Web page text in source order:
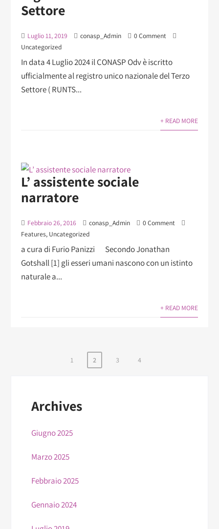
Settore
Luglio 11, 2019 conasp_Admin
0 Comment
Uncategorized
In data 4 Luglio 2024 il CONASP Odv è iscritto
ufficialmente al registro unico nazionale del Terzo
Settore ( RUNTS...
+ READ MORE
L’ assistente sociale
narratore
Febbraio 26, 2016 conasp_Admin
0 Comment
Features, Uncategorized
a cura di Furio Panizzi Secondo Jonathan
Gotshall [1] gli esseri umani nascono con un istinto
naturale a...
+ READ MORE
articoli
1 2 3 4
Archives
Giugno 2025
Marzo 2025
Febbraio 2025
Gennaio 2024